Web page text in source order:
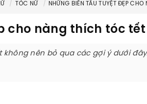
TÓC NỮ NHỮNG BIẾN TẤU TUYỆT ĐẸP
cho nàng thích tóc tết
nên bỏ qua các gợi ý dưới